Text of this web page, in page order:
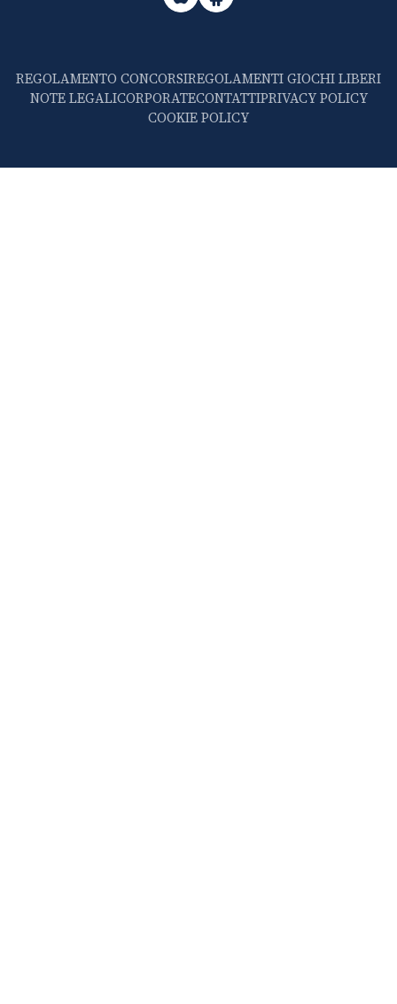
REGOLAMENTO CONCORSIREGOLAMENTI GIOCHI LIBERI
NOTE LEGALICORPORATECONTATTIPRIVACY POLICY
COOKIE POLICY